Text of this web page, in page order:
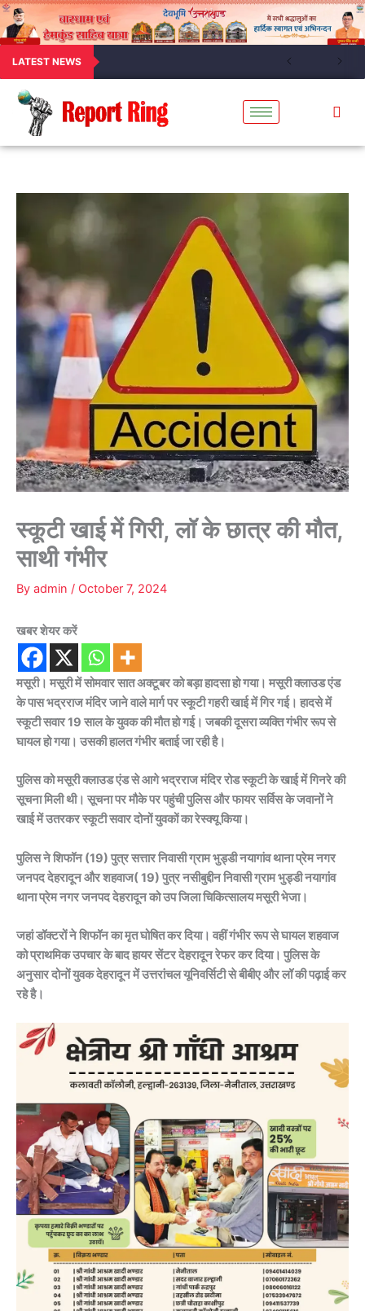
LATEST NEWS
स्कूटी खाई में गिरी, लॉ के छात्र की मौत,
साथी गंभीर
By admin / October 7, 2024
खबर शेयर करें
मसूरी। मसूरी में सोमवार सात अक्टूबर को बड़ा हादसा हो गया। मसूरी क्लाउड एंड
के पास भद्रराज मंदिर जाने वाले मार्ग पर स्कूटी गहरी खाई में गिर गई। हादसे में
स्कूटी सवार 19 साल के युवक की मौत हो गई। जबकी दूसरा व्यक्ति गंभीर रूप से
घायल हो गया। उसकी हालत गंभीर बताई जा रही है।
पुलिस को मसूरी क्लाउड एंड से आगे भद्रराज मंदिर रोड स्कूटी के खाई में गिनरे की
सूचना मिली थी। सूचना पर मौके पर पहुंची पुलिस और फायर सर्विस के जवानों ने
खाई में उतरकर स्कूटी सवार दोनों युवकों का रेस्क्यू किया।
पुलिस ने शिफॉन (19) पुत्र सत्तार निवासी ग्राम भुड्डी नयागांव थाना प्रेम नगर
जनपद देहरादून और शहवाज( 19) पुत्र नसीबुद्दीन निवासी ग्राम भुड्डी नयागांव
थाना प्रेम नगर जनपद देहरादून को उप जिला चिकित्सालय मसूरी भेजा।
जहां डॉक्टरों ने शिफॉन का मृत घोषित कर दिया। वहीं गंभीर रूप से घायल शहवाज
को प्राथमिक उपचार के बाद हायर सेंटर देहरादून रेफर कर दिया। पुलिस के
अनुसार दोनों युवक देहरादून में उत्तरांचल यूनिवर्सिटी से बीबीए और लॉ की पढ़ाई कर
रहे है।